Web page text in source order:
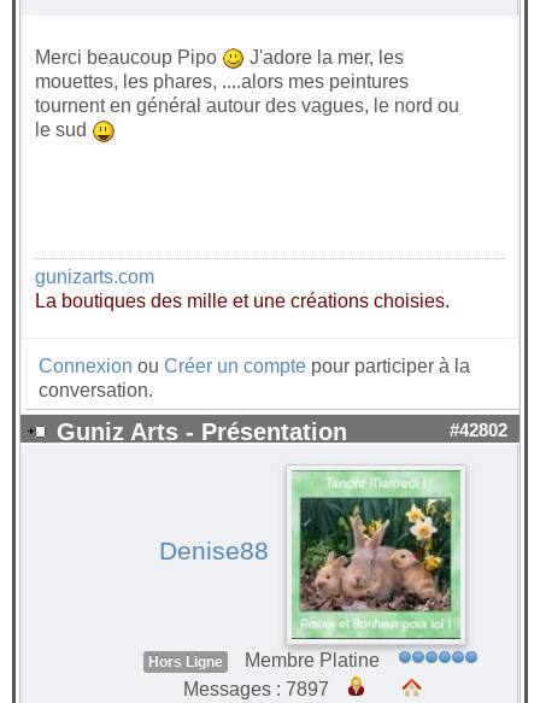
Merci beaucoup Pipo
J'adore la mer, les
mouettes, les phares, ....alors mes peintures
tournent en général autour des vagues, le nord ou
le sud
gunizarts.com
La boutiques des mille et une créations choisies.
Connexion ou Créer un compte pour participer à la
conversation.
Guniz Arts - Présentation #42802
Denise88
Hors Ligne
Membre Platine
Messages : 7897